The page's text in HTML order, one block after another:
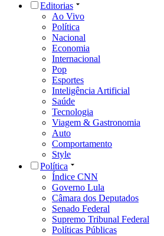
Editorias
Ao Vivo
Política
Nacional
Economia
Internacional
Pop
Esportes
Inteligência Artificial
Saúde
Tecnologia
Viagem & Gastronomia
Auto
Comportamento
Style
Política
Índice CNN
Governo Lula
Câmara dos Deputados
Senado Federal
Supremo Tribunal Federal
Políticas Públicas